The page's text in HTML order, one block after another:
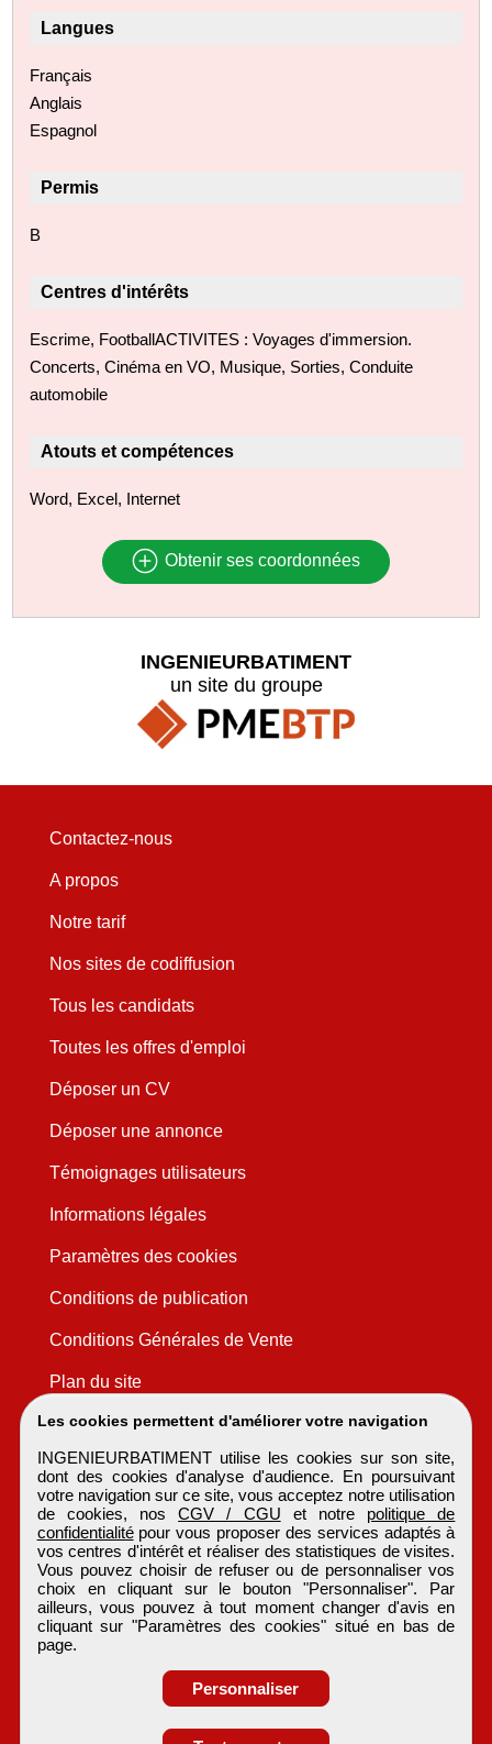
Langues
Français
Anglais
Espagnol
Permis
B
Centres d'intérêts
Escrime, FootballACTIVITES : Voyages d'immersion.
Concerts, Cinéma en VO, Musique, Sorties, Conduite
automobile
Atouts et compétences
Word, Excel, Internet
Obtenir ses coordonnées
Les cookies permettent d'améliorer votre navigation
INGENIEURBATIMENT utilise les cookies sur son site,
dont des cookies d'analyse d'audience. En poursuivant
votre navigation sur ce site, vous acceptez notre utilisation
de cookies, nosCGV / CGU et notre politique de
confidentialitépour vous proposer des services adaptés à
vos centres d'intérêt et réaliser des statistiques de visites.
Vous pouvez choisir de refuser ou de personnaliser vos
choix en cliquant sur le bouton "Personnaliser". Par
ailleurs, vous pouvez à tout moment changer d'avis en
cliquant sur "Paramètres des cookies" situé en bas de
page.
Personnaliser
INGENIEURBATIMENT
un site du groupe
Contactez-nous
A propos
Notre tarif
Nos sites de codiffusion
Tous les candidats
Toutes les offres d'emploi
Déposer un CV
Déposer une annonce
Témoignages utilisateurs
Informations légales
Paramètres des cookies
Conditions de publication
Conditions Générales de Vente
Plan du site